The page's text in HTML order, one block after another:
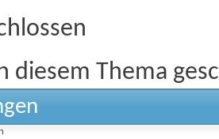
diesem Thema